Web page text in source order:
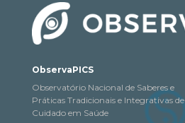
ObservaPICS
Observatório Nacional de Saberes e
Práticas Tradicionais e Integrativas de
Cuidado em Saúde